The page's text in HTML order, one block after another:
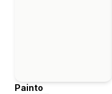
Painto